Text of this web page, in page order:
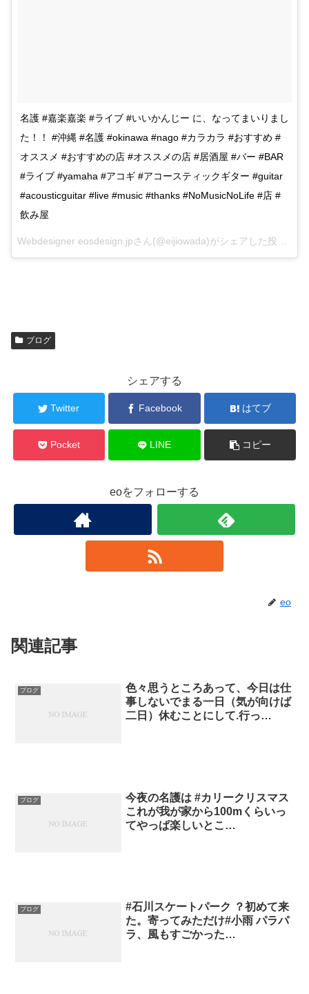
名護 #嘉楽嘉楽 #ライブ #いいかんじー に、なってまいりまし
た！！ #沖縄 #名護 #okinawa #nago #カラカラ #おすすめ #
オススメ #おすすめの店 #オススメの店 #居酒屋 #バー #BAR
#ライブ #yamaha #アコギ #アコースティックギター #guitar
#acousticguitar #live #music #thanks #NoMusicNoLife #店 #
飲み屋
Webdesigner eosdesign.jpさん(@eijiowada)がシェアした投稿 –
ブログ
シェアする
Twitter Facebook はてブ
Pocket LINE コピー
eoをフォローする
eo
関連記事
ブログ
色々思うところあって、今日は仕
事しないでまる一日（気が向けば
二日）休むことにして.行っ…
ブログ
今夜の名護は #カリークリスマス
これが我が家から100mくらいっ
てやっぱ楽しいとこ…
ブログ
#石川スケートパーク ？初めて来
た。寄ってみただけ#小雨 パラパ
ラ、風もすごかった…